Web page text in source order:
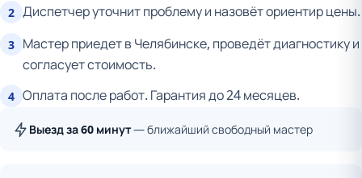
2 Диспетчер уточнит проблему и назовёт ориентир цены.
3 Мастер приедет в Челябинске, проведёт диагностику и
согласует стоимость.
4 Оплата после работ. Гарантия до 24 месяцев.
Выезд за 60 минут— ближайший свободный мастер